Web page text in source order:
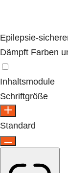
Epilepsie-
Dämpft Farben
Inhaltsmodule
Schriftgröße
Standard